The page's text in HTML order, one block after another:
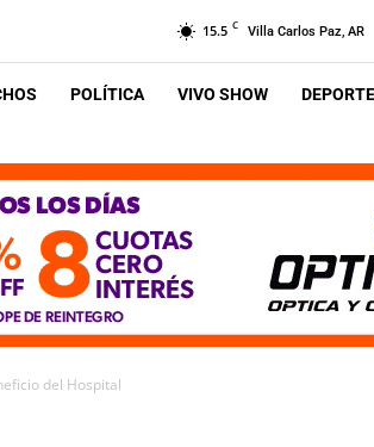
15.5 C Villa Carlos Paz, AR
POLÍTICA VIVO SHOW
del Hospital